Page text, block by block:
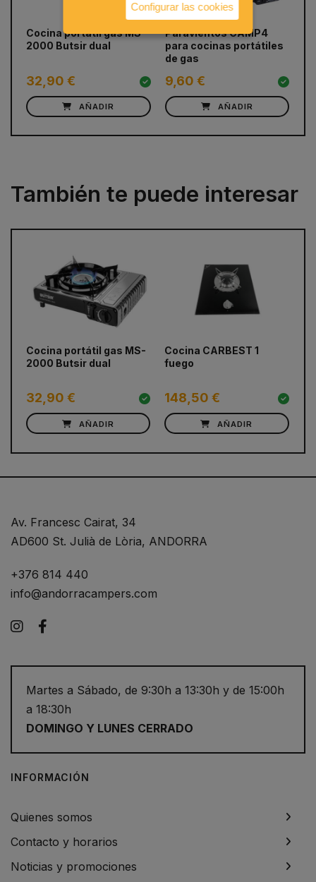
Cocina portátil gas MS-
2000 Butsir dual
32,90 €
AÑADIR
Paravientos CAMP4
para cocinas portátiles
de gas
9,60 €
AÑADIR
También te puede interesar
Cocina portátil gas MS-
2000 Butsir dual
32,90 €
AÑADIR
Cocina CARBEST 1
fuego
148,50 €
AÑADIR
Av. Francesc Cairat, 34
AD600 St. Julià de Lòria, ANDORRA
+376 814 440
info@andorracampers.com
Instagram
Martes a Sábado, de 9:30h a 13:30h y de 15:00h
a 18:30h
DOMINGO Y LUNES CERRADO
INFORMACIÓN
Quienes somos
Contacto y horarios
Noticias y promociones
Configurar las cookies